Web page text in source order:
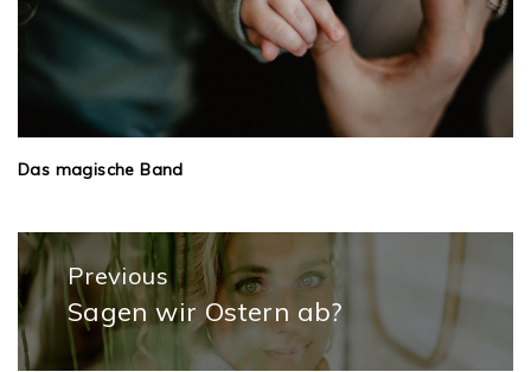
Das magische Band
Beitragsnavigation
Previous
Previous
post:
Sagen wir Ostern ab?